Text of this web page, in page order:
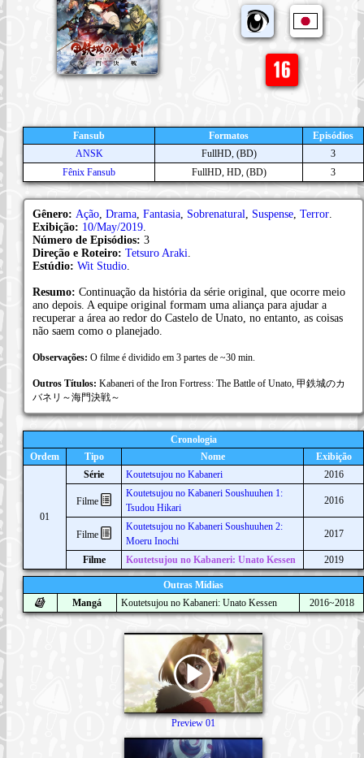
Fansub Formatos
Episódios
ANSK
FullHD, (BD)
3
Fênix Fansub
FullHD, HD, (BD) 3
Gênero: Ação Drama Fantasia Sobrenatural Suspense Terror
Exibição: 10/May/2019
Número de Episódios: 3
Direção e Roteiro: Tetsuro Araki
Estúdio: Wit Studio
Resumo: Continuação da história da série original, que ocorre meio
ano depois. A equipe original formam uma aliança para ajudar a
recuperar a área ao redor do Castelo de Unato, no entanto, as coisas
não saem como o planejado.
Observações: O filme é dividido em 3 partes de ~30 min.
Outros Títulos: Kabaneri of the Iron Fortress: The Battle of Unato, 甲鉄城のカ
バネリ～海門決戦～
Cronologia
Ordem
Tipo Nome Exibição
01
Série Koutetsujou no Kabaneri 2016
Filme
Koutetsujou no Kabaneri Soushuuhen 1:
Tsudou Hikari
2016
Filme
Koutetsujou no Kabaneri Soushuuhen 2:
Moeru Inochi
2017
Filme Koutetsujou no Kabaneri: Unato Kessen 2019
Outras Mídias
Mangá
Koutetsujou no Kabaneri: Unato Kessen 2016~2018
Preview 01